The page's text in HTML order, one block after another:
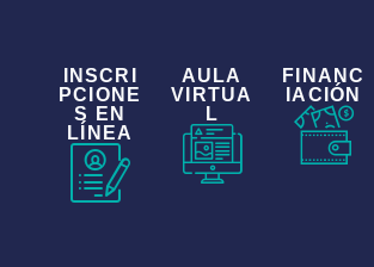
INSCRI
PCIONE
S EN
LÍNEA
AULA
VIRTUA
L
FINANC
IACIÓN